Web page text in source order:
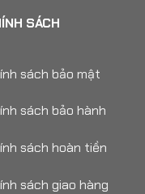
SÁCH
sách bảo mật
sách bảo hành
sách hoàn tiền
sách giao hàng